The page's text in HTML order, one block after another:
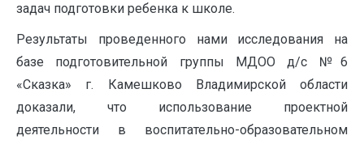
задач подготовки ребенка к школе.
Результаты проведенного нами исследования на
базе подготовительной группы МДОО д/с №6
«Сказка» г. Камешково Владимирской области
доказали, что использование проектной
деятельности в воспитательно-образовательном